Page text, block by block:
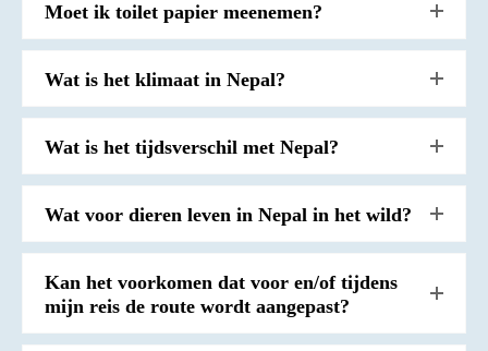
Moet ik toilet papier meenemen?
Wat is het klimaat in Nepal?
Wat is het tijdsverschil met Nepal?
Wat voor dieren leven in Nepal in het wild?
Kan het voorkomen dat voor en/of tijdens
mijn reis de route wordt aangepast?